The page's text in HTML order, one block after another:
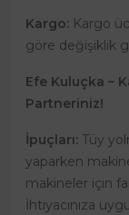
Kargo: Kargo
göre değişiklik
Efe Kuluçka –
Partneriniz!
İpuçları: Tüy
yaparken
makineler için
İhtiyacınıza